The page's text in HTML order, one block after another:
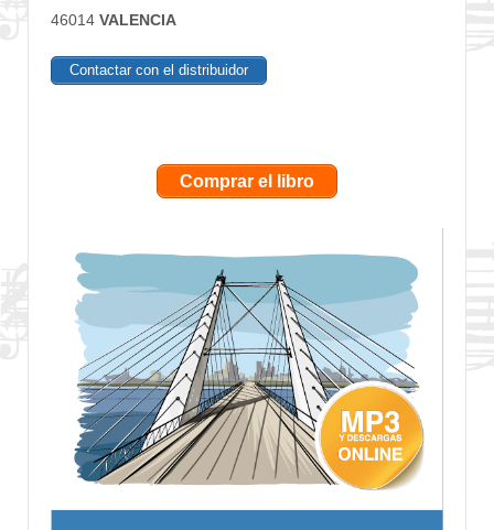
46014 VALENCIA
Contactar con el distribuidor
Comprar el libro